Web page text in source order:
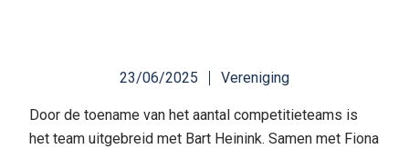
23/06/2025 Vereniging
Door de toename van het aantal competitieteams is
het team uitgebreid met Bart Heinink. Samen met Fiona